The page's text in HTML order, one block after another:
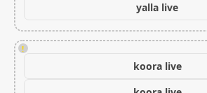
yalla live
!
koora live